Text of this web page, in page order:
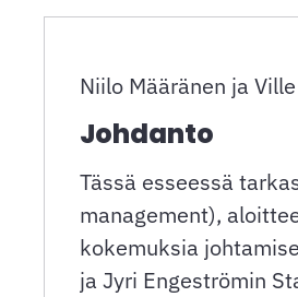
Niilo Määränen ja
Johdanto
Tässä esseessä
management),
kokemuksia
ja Jyri Engeströmin